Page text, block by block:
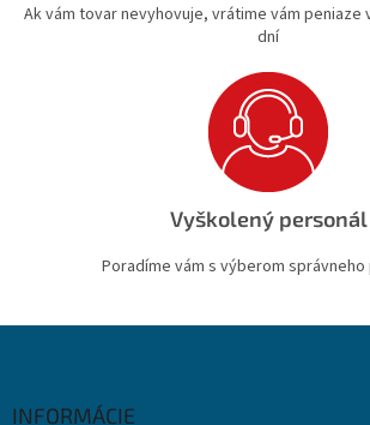
Ak vám tovar nevyhovuje, vrátime vám peniaze
dní
Vyškolený personál
Poradíme vám s výberom
INFORMÁCIE